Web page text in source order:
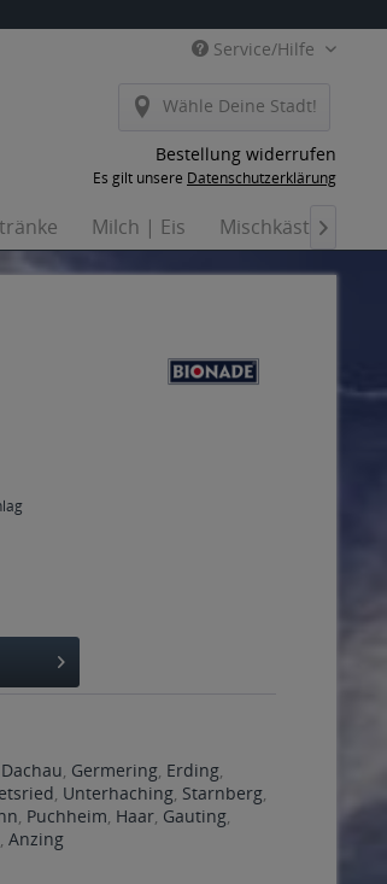
Service/Hilfe
Wähle Deine Stadt!
Bestellung widerrufen
Es gilt unsere Datenschutzerklärung
Milch | Eis Mischkästen

Dachau, Germering, Erding,
, Unterhaching, Starnberg,
, Puchheim, Haar, Gauting,
,Anzing